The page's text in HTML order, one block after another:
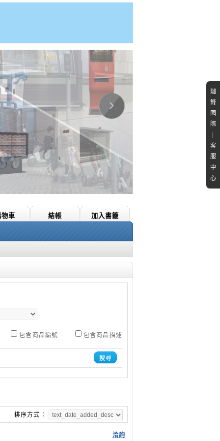
珈
鋒
國
際
客
服
中
心
物車 結帳 加入書籤
包含商品編號 包含商品描述
搜尋
排序方式：
洽詢